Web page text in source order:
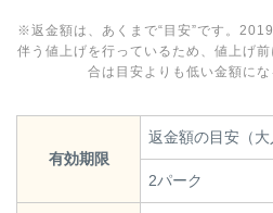
※返金額は、あくまで“目安”です。
伴う値上げを行っているため、値上げ
合は目安よりも低い金額にな
有効期限
返金額の目安（大
2パーク